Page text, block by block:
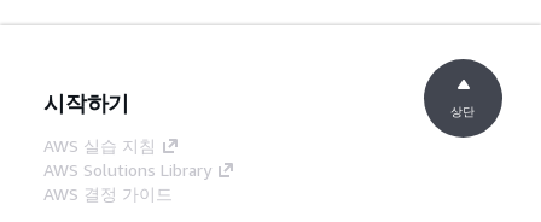
시작하기
AWS 실습 지침
AWS Solutions Library
AWS 결정 가이드
상단